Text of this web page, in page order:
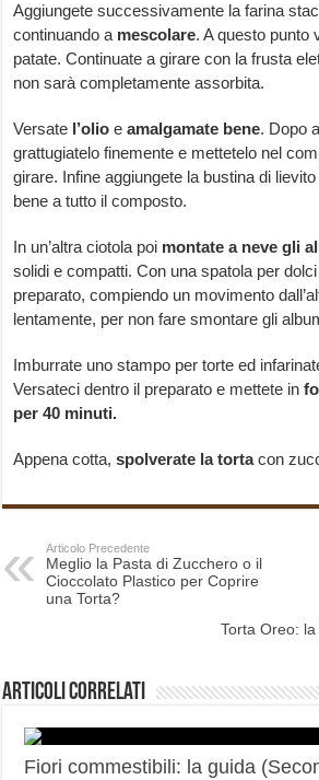
Aggiungete successivamente la farina
continuando a mescolare. A questo punto
patate. Continuate a girare con la frusta
non sarà completamente assorbita.
Versate l’olio eamalgamate bene. Dopo
grattugiatelo finemente e mettetelo nel
girare. Infine aggiungete la bustina di
bene a tutto il composto.
In un’altra ciotola poi montate a neve gli
solidi e compatti. Con una spatola per dolci
preparato, compiendo un movimento
lentamente, per non fare smontare gli
Imburrate uno stampo per torte ed
Versateci dentro il preparato e mettete in
per 40 minuti.
Appena cotta,spolverate la tortacon
Articolo Precedente
Meglio la Pasta di Zucchero o il
Cioccolato Plastico per Coprire
una Torta?
Torta Oreo:
Articoli correlati
Fiori commestibili: la guida